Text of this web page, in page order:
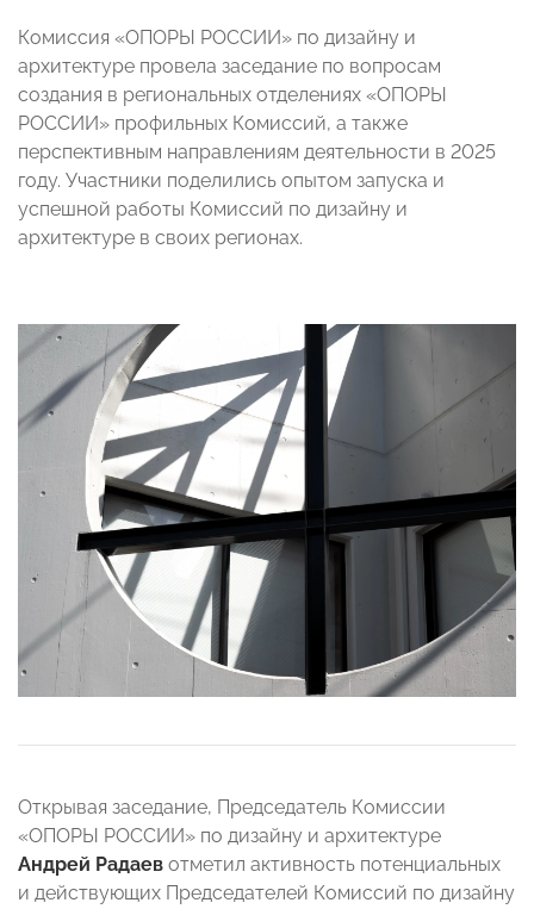
Комиссия «ОПОРЫ РОССИИ» по дизайну и
архитектуре провела заседание по вопросам
создания в региональных отделениях «ОПОРЫ
РОССИИ» профильных Комиссий, а также
перспективным направлениям деятельности в 2025
году. Участники поделились опытом запуска и
успешной работы Комиссий по дизайну и
архитектуре в своих регионах.
Открывая заседание, Председатель Комиссии
«ОПОРЫ РОССИИ» по дизайну и архитектуре
Андрей Радаев отметил активность потенциальных
и действующих Председателей Комиссий по дизайну